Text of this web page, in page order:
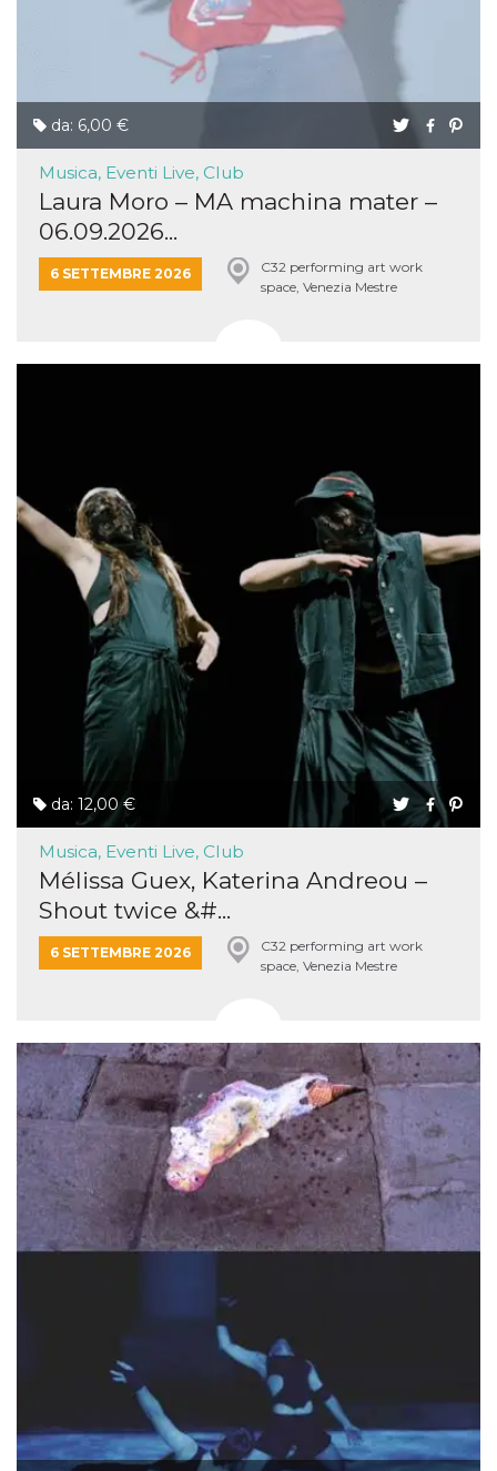
da: 6,00 €
Musica, Eventi Live, Club
Laura Moro – MA machina mater –
06.09.2026...
6 SETTEMBRE 2026
C32 performing art work
space, Venezia Mestre
da: 12,00 €
Musica, Eventi Live, Club
Mélissa Guex, Katerina Andreou –
Shout twice &#...
6 SETTEMBRE 2026
C32 performing art work
space, Venezia Mestre